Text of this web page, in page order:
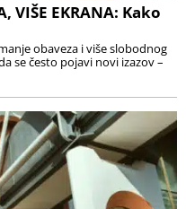
VIŠE EKRANA: Kako
obaveza i više slobodnog
se često pojavi novi izazov –